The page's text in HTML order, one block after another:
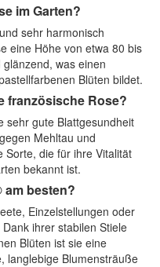
im Garten?
sehr harmonisch
eine Höhe von etwa 80 bis
was einen
Blüten bildet.
französische Rose?
sehr gute Blattgesundheit
Mehltau und
Sorte, die für ihre Vitalität
bekannt ist.
besten?
Einzelstellungen oder
ihrer stabilen Stiele
Blüten ist sie eine
langlebige Blumensträuße